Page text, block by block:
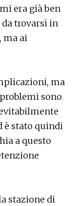
era già ben
da trovarsi in
ma ai
ma
sono
è stato quindi
a questo
stazione di